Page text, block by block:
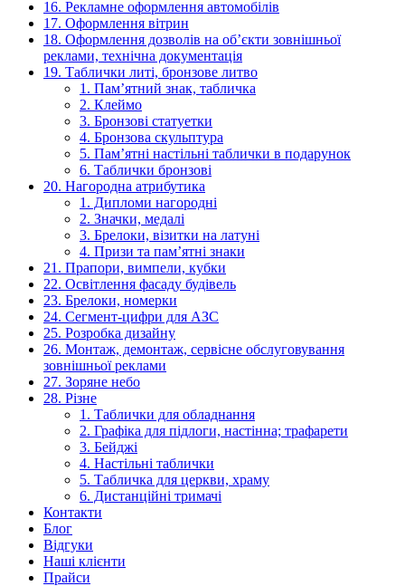
16. Рекламне оформлення автомобілів
17. Оформлення вітрин
18. Оформлення дозволів на об’єкти зовнішньої
реклами, технічна документація
19. Таблички литі, бронзове литво
1. Пам’ятний знак, табличка
2. Клеймо
3. Бронзові статуетки
4. Бронзова скульптура
5. Пам’ятні настільні таблички в подарунок
6. Таблички бронзові
20. Нагородна атрибутика
1. Дипломи нагородні
2. Значки, медалі
3. Брелоки, візитки на латуні
4. Призи та пам’ятні знаки
21. Прапори, вимпели, кубки
22. Освітлення фасаду будівель
23. Брелоки, номерки
24. Сегмент-цифри для АЗС
25. Розробка дизайну
26. Монтаж, демонтаж, сервісне обслуговування
зовнішньої реклами
27. Зоряне небо
28. Різне
1. Таблички для обладнання
2. Графіка для підлоги, настінна; трафарети
3. Бейджі
4. Настільні таблички
5. Табличка для церкви, храму
6. Дистанційні тримачі
Контакти
Блог
Відгуки
Наші клієнти
Прайси